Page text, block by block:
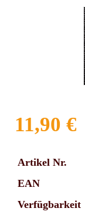
11,90 €
Artikel Nr.
EAN
Verfügbarkeit